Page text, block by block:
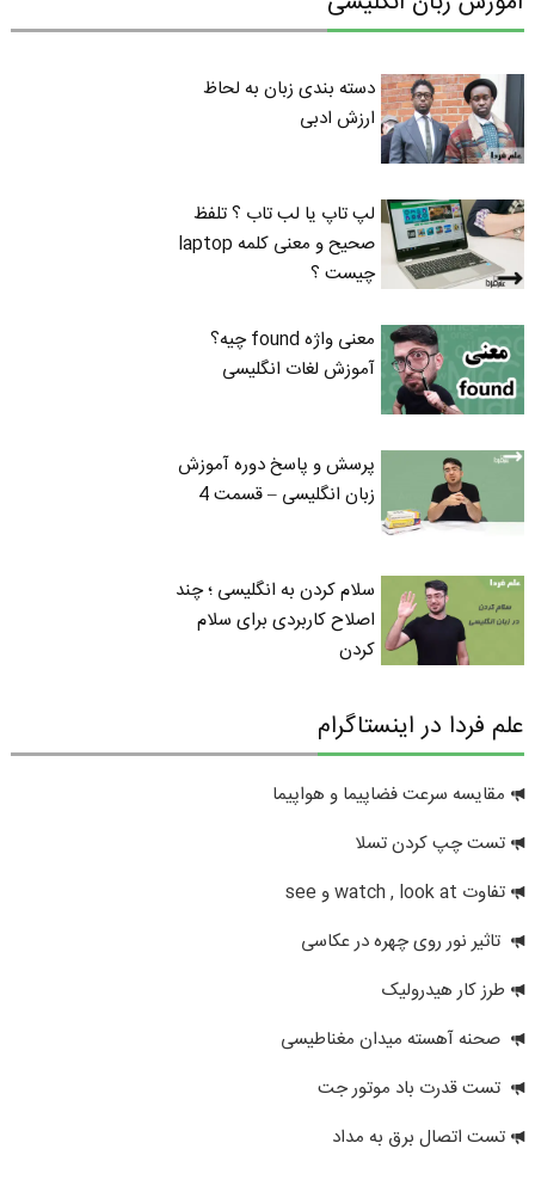
دسته بندی زبان به لحاظ
ارزش ادبی
لپ تاپ یا لب تاب ؟ تلفظ
صحیح و معنی کلمه laptop
چیست ؟
معنی واژه found چیه؟
آموزش لغات انگلیسی
پرسش و پاسخ دوره آموزش
زبان انگلیسی – قسمت 4
سلام کردن به انگلیسی ؛ چند
اصلاح کاربردی برای سلام
کردن
علم فردا در اینستاگرام
مقایسه سرعت فضاپیما و هواپیما
تست چپ کردن تسلا
تفاوت watch , look at و see
تاثیر نور روی چهره در عکاسی
طرز کار هیدرولیک
صحنه آهسته میدان مغناطیسی
تست قدرت باد موتور جت
تست اتصال برق به مداد